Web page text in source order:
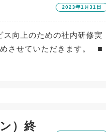
2023年1月31日
向上のための社内研修実
させていただきます。 ■
）終